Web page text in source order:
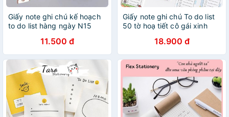
Giấy note ghi chú kế hoạch
to do list hàng ngày N15
11.500 đ
Giấy note ghi chú To do list
50 tờ hoạ tiết cô gái xinh
18.900 đ